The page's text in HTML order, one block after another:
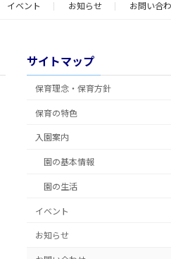
イベント お知らせ お問い合
サイトマップ
保育理念・保育方針
保育の特色
入園案内
園の基本情報
園の生活
イベント
お知らせ